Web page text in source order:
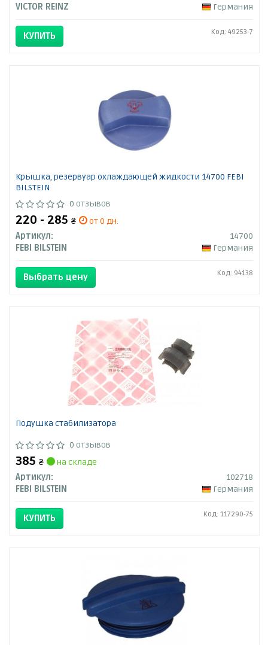
VICTOR REINZ
Германия
КУПИТЬ Код: 49253-7
Крышка, резервуар охлаждающей жидкости 14700 FEBI
BILSTEIN
0 отзывов
220 - 285 ₴
от 0 дн.
Артикул:
14700
FEBI BILSTEIN
Германия
Выбрать цену Код: 94138
Подушка стабилизатора
0 отзывов
385 ₴
на складе
Артикул:
102718
FEBI BILSTEIN
Германия
КУПИТЬ Код: 117290-75